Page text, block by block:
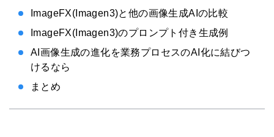
ImageFX(Imagen3)と他の画像生成AIの比較
ImageFX(Imagen3)のプロンプト付き生成例
AI画像生成の進化を業務プロセスのAI化に結びつ
けるなら
まとめ